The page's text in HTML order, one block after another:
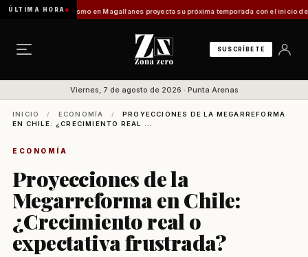
ÚLTIMA HORA
Vladilo] Turismo en Magallanes proyecta su próxima temporada con el inicio de
SUSCRÍBETE
Viernes, 7 de agosto de 2026 · Punta Arenas
INICIO / ECONOMÍA /
PROYECCIONES DE LA MEGARREFORMA
EN CHILE: ¿CRECIMIENTO REAL ...
ECONOMÍA
Proyecciones de la
Megarreforma en Chile:
¿Crecimiento real o
expectativa frustrada?